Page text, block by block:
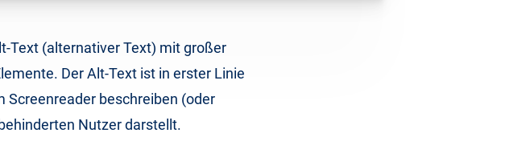
Text (alternativer Text) mit großer
Der Alt-Text ist in erster Linie
beschreiben (oder
Nutzer darstellt.